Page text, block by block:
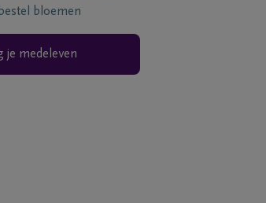
bloemen
je medeleven